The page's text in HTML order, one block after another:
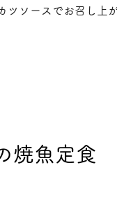
ツソースでお召し上
焼魚定食